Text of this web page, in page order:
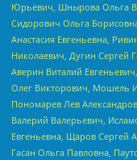
Юрьевич, Шнырова Ольга
Сидорович Ольга
Анастасия Евгеньевна,
Николаевич, Дугин Сергей
Аверин Виталий
Олег Викторович, Мошель
Пономарев Лев
Валерий Валерьевич,
Евгеньевна, Щаров Сергей
Гасан Ольга Павловна,